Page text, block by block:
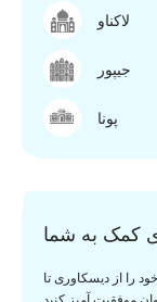
لاکناو
جیپور
پونا
کمک به شما
را از دیسکاوری تا